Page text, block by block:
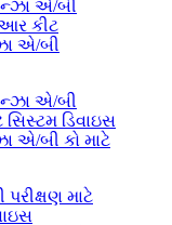
એ/બી
એ/બી કો માટે